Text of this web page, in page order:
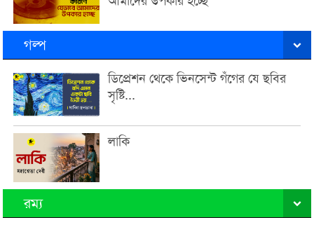
গল্প
ডিপ্রেশন থেকে ভিনসেন্ট গঁগের যে ছবির
সৃষ্টি...
লাকি
রম্য